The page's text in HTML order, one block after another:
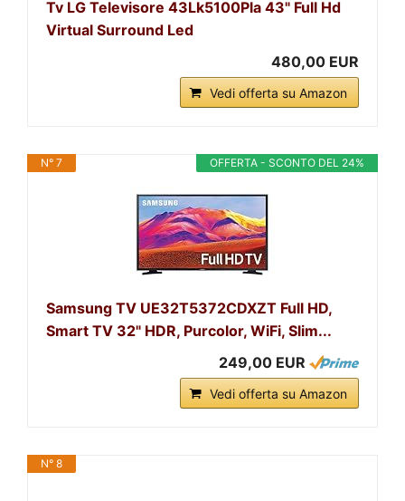
Tv LG Televisore 43Lk5100Pla 43" Full Hd
Virtual Surround Led
480,00 EUR
Vedi offerta su Amazon
OFFERTA - SCONTO DEL 24%
N° 7
Samsung TV UE32T5372CDXZT Full HD,
Smart TV 32" HDR, Purcolor, WiFi, Slim...
249,00 EUR
Vedi offerta su Amazon
N° 8